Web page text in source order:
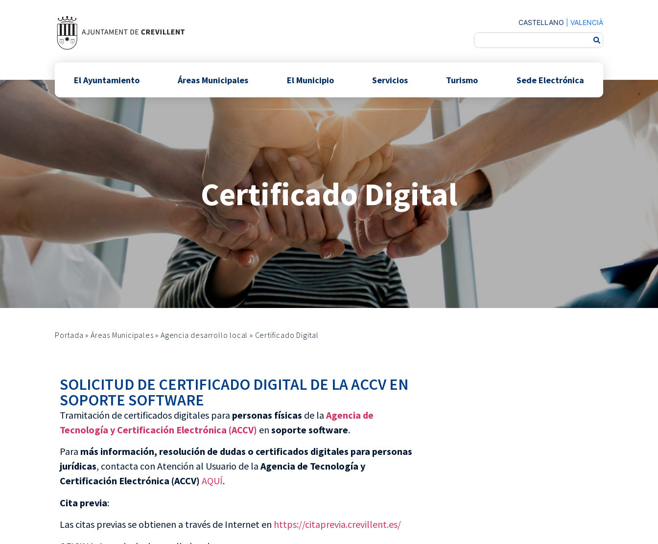
CASTELLANO VALENCIÀ
El Ayuntamiento Áreas Municipales El Municipio Servicios Turismo Sede Electrónica
Certificado Digital
Portada »Áreas Municipales »Agencia desarrollo local » Certificado Digital
SOLICITUD DE CERTIFICADO DIGITAL DE LA ACCV EN
SOPORTE SOFTWARE
Tramitación de certificados digitales para personas físicas de la Agencia de
Tecnología y Certificación Electrónica (ACCV) en soporte software.
Para más información, resolución de dudas o certificados digitales para personas
jurídicas, contacta con Atención al Usuario de la Agencia de Tecnología y
Certificación Electrónica (ACCV) AQUÍ.
Cita previa:
Las citas previas se obtienen a través de Internet en https://citaprevia.crevillent.es/